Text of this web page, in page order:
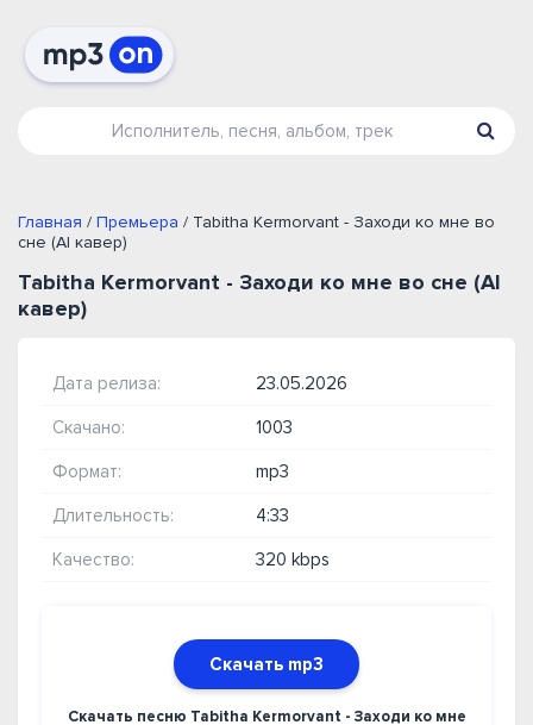
Главная / Премьера / Tabitha Kermorvant - Заходи ко мне во
сне (AI кавер)
Tabitha Kermorvant - Заходи ко мне во сне (AI
кавер)
Дата релиза: 23.05.2026
Скачано: 1003
Формат: mp3
Длительность: 4:33
Качество: 320 kbps
Скачать mp3
Скачать песню Tabitha Kermorvant - Заходи ко мне